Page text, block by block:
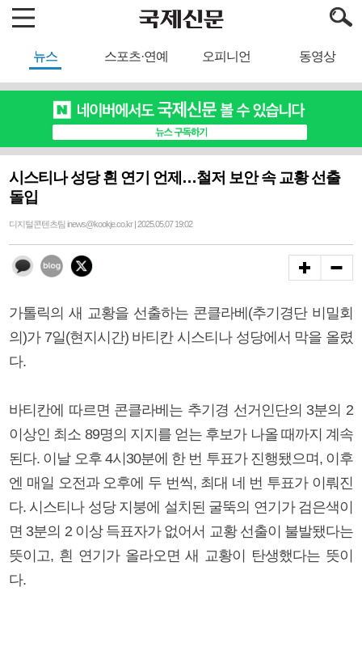
뉴스 스포츠·연예 오피니언 동영상
시스티나 성당 흰 연기 언제…철저 보안 속 교황 선출
돌입
디지털콘텐츠팀 inews@kookje.co.kr | 2025.05.07 19:02
가톨릭의 새 교황을 선출하는 콘클라베(추기경단 비밀회
의)가 7일(현지시간) 바티칸 시스티나 성당에서 막을 올렸
다.
바티칸에 따르면 콘클라베는 추기경 선거인단의 3분의 2
이상인 최소 89명의 지지를 얻는 후보가 나올 때까지 계속
된다. 이날 오후 4시30분에 한 번 투표가 진행됐으며, 이후
엔 매일 오전과 오후에 두 번씩, 최대 네 번 투표가 이뤄진
다. 시스티나 성당 지붕에 설치된 굴뚝의 연기가 검은색이
면 3분의 2 이상 득표자가 없어서 교황 선출이 불발됐다는
뜻이고, 흰 연기가 올라오면 새 교황이 탄생했다는 뜻이
다.